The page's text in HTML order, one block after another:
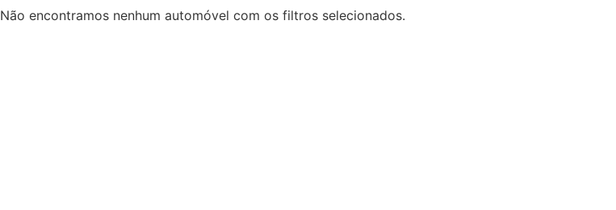
Não encontramos nenhum automóvel com os filtros selecionados.